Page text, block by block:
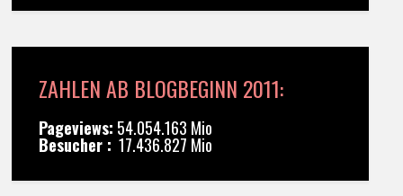
ZAHLEN AB BLOGBEGINN 2011:
Pageviews: 54.054.163 Mio
Besucher : 17.436.827 Mio